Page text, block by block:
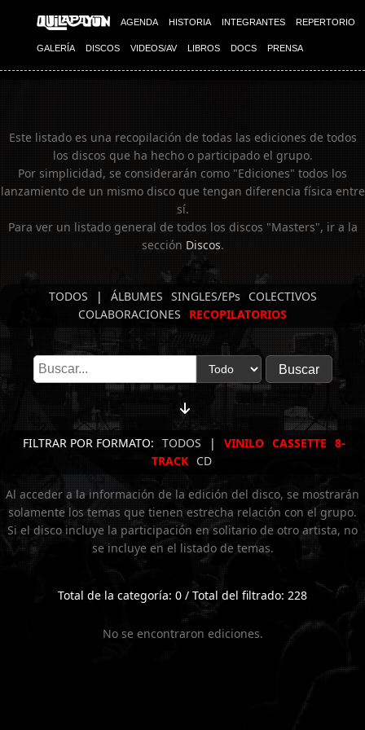
AGENDA HISTORIA INTEGRANTES REPERTORIO
GALERÍA DISCOS VIDEOS/AV LIBROS DOCS PRENSA
Imagen 01
Imagen 02
Este listado es una recopilación de todas las ediciones de todos
los discos que ha hecho o participado el grupo.
Por simplicidad, se considerarán como "Ediciones" todos los
lanzamiento de un mismo disco que tengan diferencia física entre
sí.
Para ver un listado general de todos los discos "Masters", ir a la
secciónDiscos.
TODOS | ÁLBUMES SINGLES/EPs
COLECTIVOS
COLABORACIONES
RECOPILATORIOS
FILTRAR POR FORMATO: TODOS | VINILO CASSETTE 8-
TRACK
CD
Al acceder a la información de la edición del disco, se mostrarán
solamente los temas que tienen estrecha relación con el grupo.
Si el disco incluye la participación en solitario de otro artista, no
se incluye en el listado de temas.
Total de la categoría: 0 / Total del filtrado: 228
No se encontraron ediciones.